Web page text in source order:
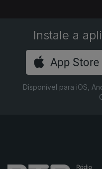
Instale a
Disponível para iOS,